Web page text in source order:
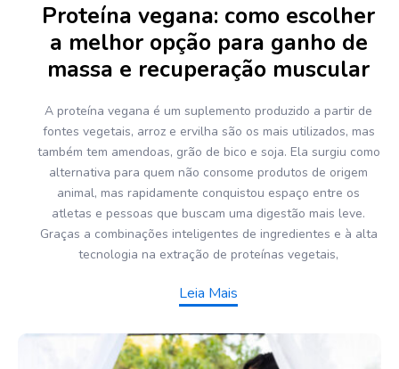
Proteína vegana: como escolher
a melhor opção para ganho de
massa e recuperação muscular
A proteína vegana é um suplemento produzido a partir de
fontes vegetais, arroz e ervilha são os mais utilizados, mas
também tem amendoas, grão de bico e soja. Ela surgiu como
alternativa para quem não consome produtos de origem
animal, mas rapidamente conquistou espaço entre os
atletas e pessoas que buscam uma digestão mais leve.
Graças a combinações inteligentes de ingredientes e à alta
tecnologia na extração de proteínas vegetais,
Leia Mais